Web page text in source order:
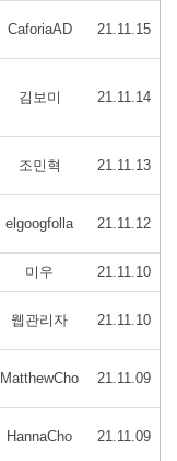
CaforiaAD 21.11.15
김보미 21.11.14
조민혁 21.11.13
elgoogfolla 21.11.12
미우 21.11.10
웹관리자 21.11.10
MatthewCho 21.11.09
HannaCho 21.11.09